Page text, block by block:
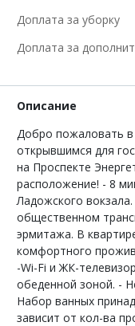
Доплата за уборку
Доплата за
Описание
Добро пожаловать
открывшимся для
на Проспекте
расположение! - 8
Ладожского
общественном
эрмитажа. В
комфортного
-Wi-Fi и ЖК-
обеденной зоной. -
Набор ванных
зависит от кол-ва